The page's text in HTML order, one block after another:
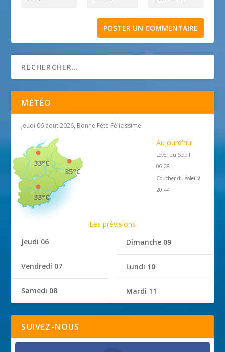
MÉTÉO
Jeudi 06 août 2026, Bonne Fête Félicissime
35°C
33°C
33°C
Aujourd'hui
Lever du Soleil
06:28
Coucher du soleil à
20:44
Les prévisions
Jeudi 06
Vendredi 07
Samedi 08
Dimanche 09
Lundi 10
Mardi 11
SUIVEZ-NOUS